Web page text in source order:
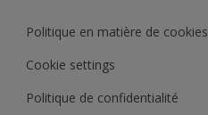
Politique en matière de cookies
Cookie settings
Politique de confidentialité